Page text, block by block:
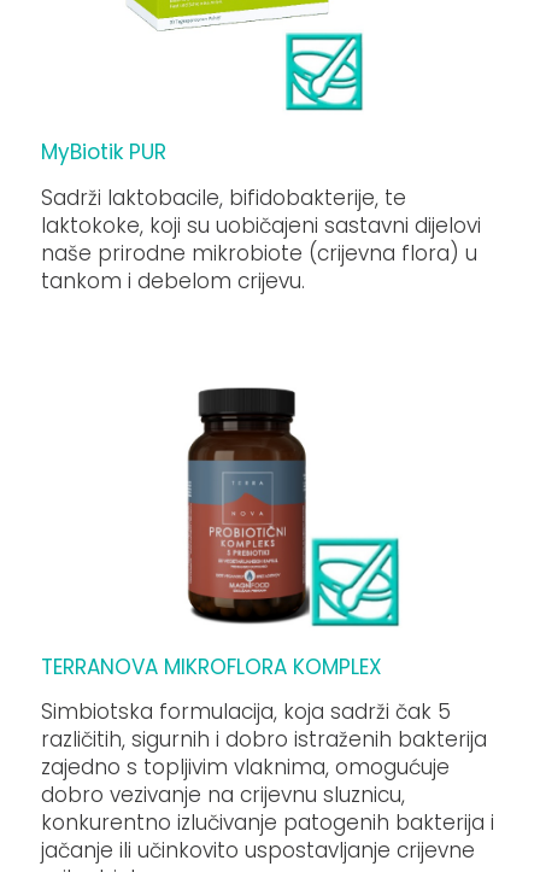
MyBiotik PUR
Sadrži laktobacile, bifidobakterije, te
laktokoke, koji su uobičajeni sastavni dijelovi
naše prirodne mikrobiote (crijevna flora) u
tankom i debelom crijevu.
TERRANOVA MIKROFLORA KOMPLEX
Simbiotska formulacija, koja sadrži čak 5
različitih, sigurnih i dobro istraženih bakterija
zajedno s topljivim vlaknima, omogućuje
dobro vezivanje na crijevnu sluznicu,
konkurentno izlučivanje patogenih bakterija i
jačanje ili učinkovito uspostavljanje crijevne